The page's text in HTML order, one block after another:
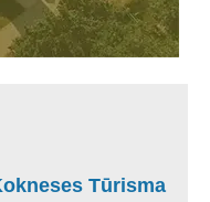
Tūrisma